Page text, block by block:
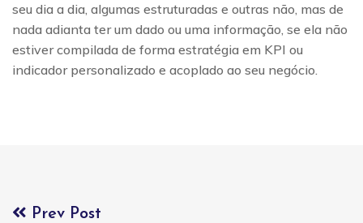
seu dia a dia, algumas estruturadas e outras não, mas de
nada adianta ter um dado ou uma informação, se ela não
estiver compilada de forma estratégia em KPI ou
indicador personalizado e acoplado ao seu negócio.
Prev Post